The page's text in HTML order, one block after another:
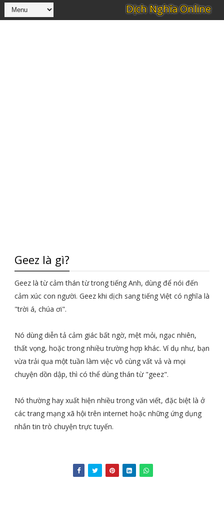
Geez là gì?
Geez là từ cảm thán từ trong tiếng Anh, dùng để nói đến
cảm xúc con người. Geez khi dịch sang tiếng Việt có nghĩa là
"trời á, chúa ơi".
Nó dùng diễn tả cảm giác bất ngờ, mệt mỏi, ngạc nhiên,
thất vọng, hoặc trong nhiều trường hợp khác. Ví dụ như, bạn
vừa trải qua một tuần làm việc vô cùng vất vả và mọi
chuyện dồn dập, thì có thể dùng thán từ "geez".
Nó thường hay xuất hiện nhiều trong văn viết, đặc biệt là ở
các trang mạng xã hội trên internet hoặc những ứng dụng
nhắn tin trò chuyện trực tuyến.